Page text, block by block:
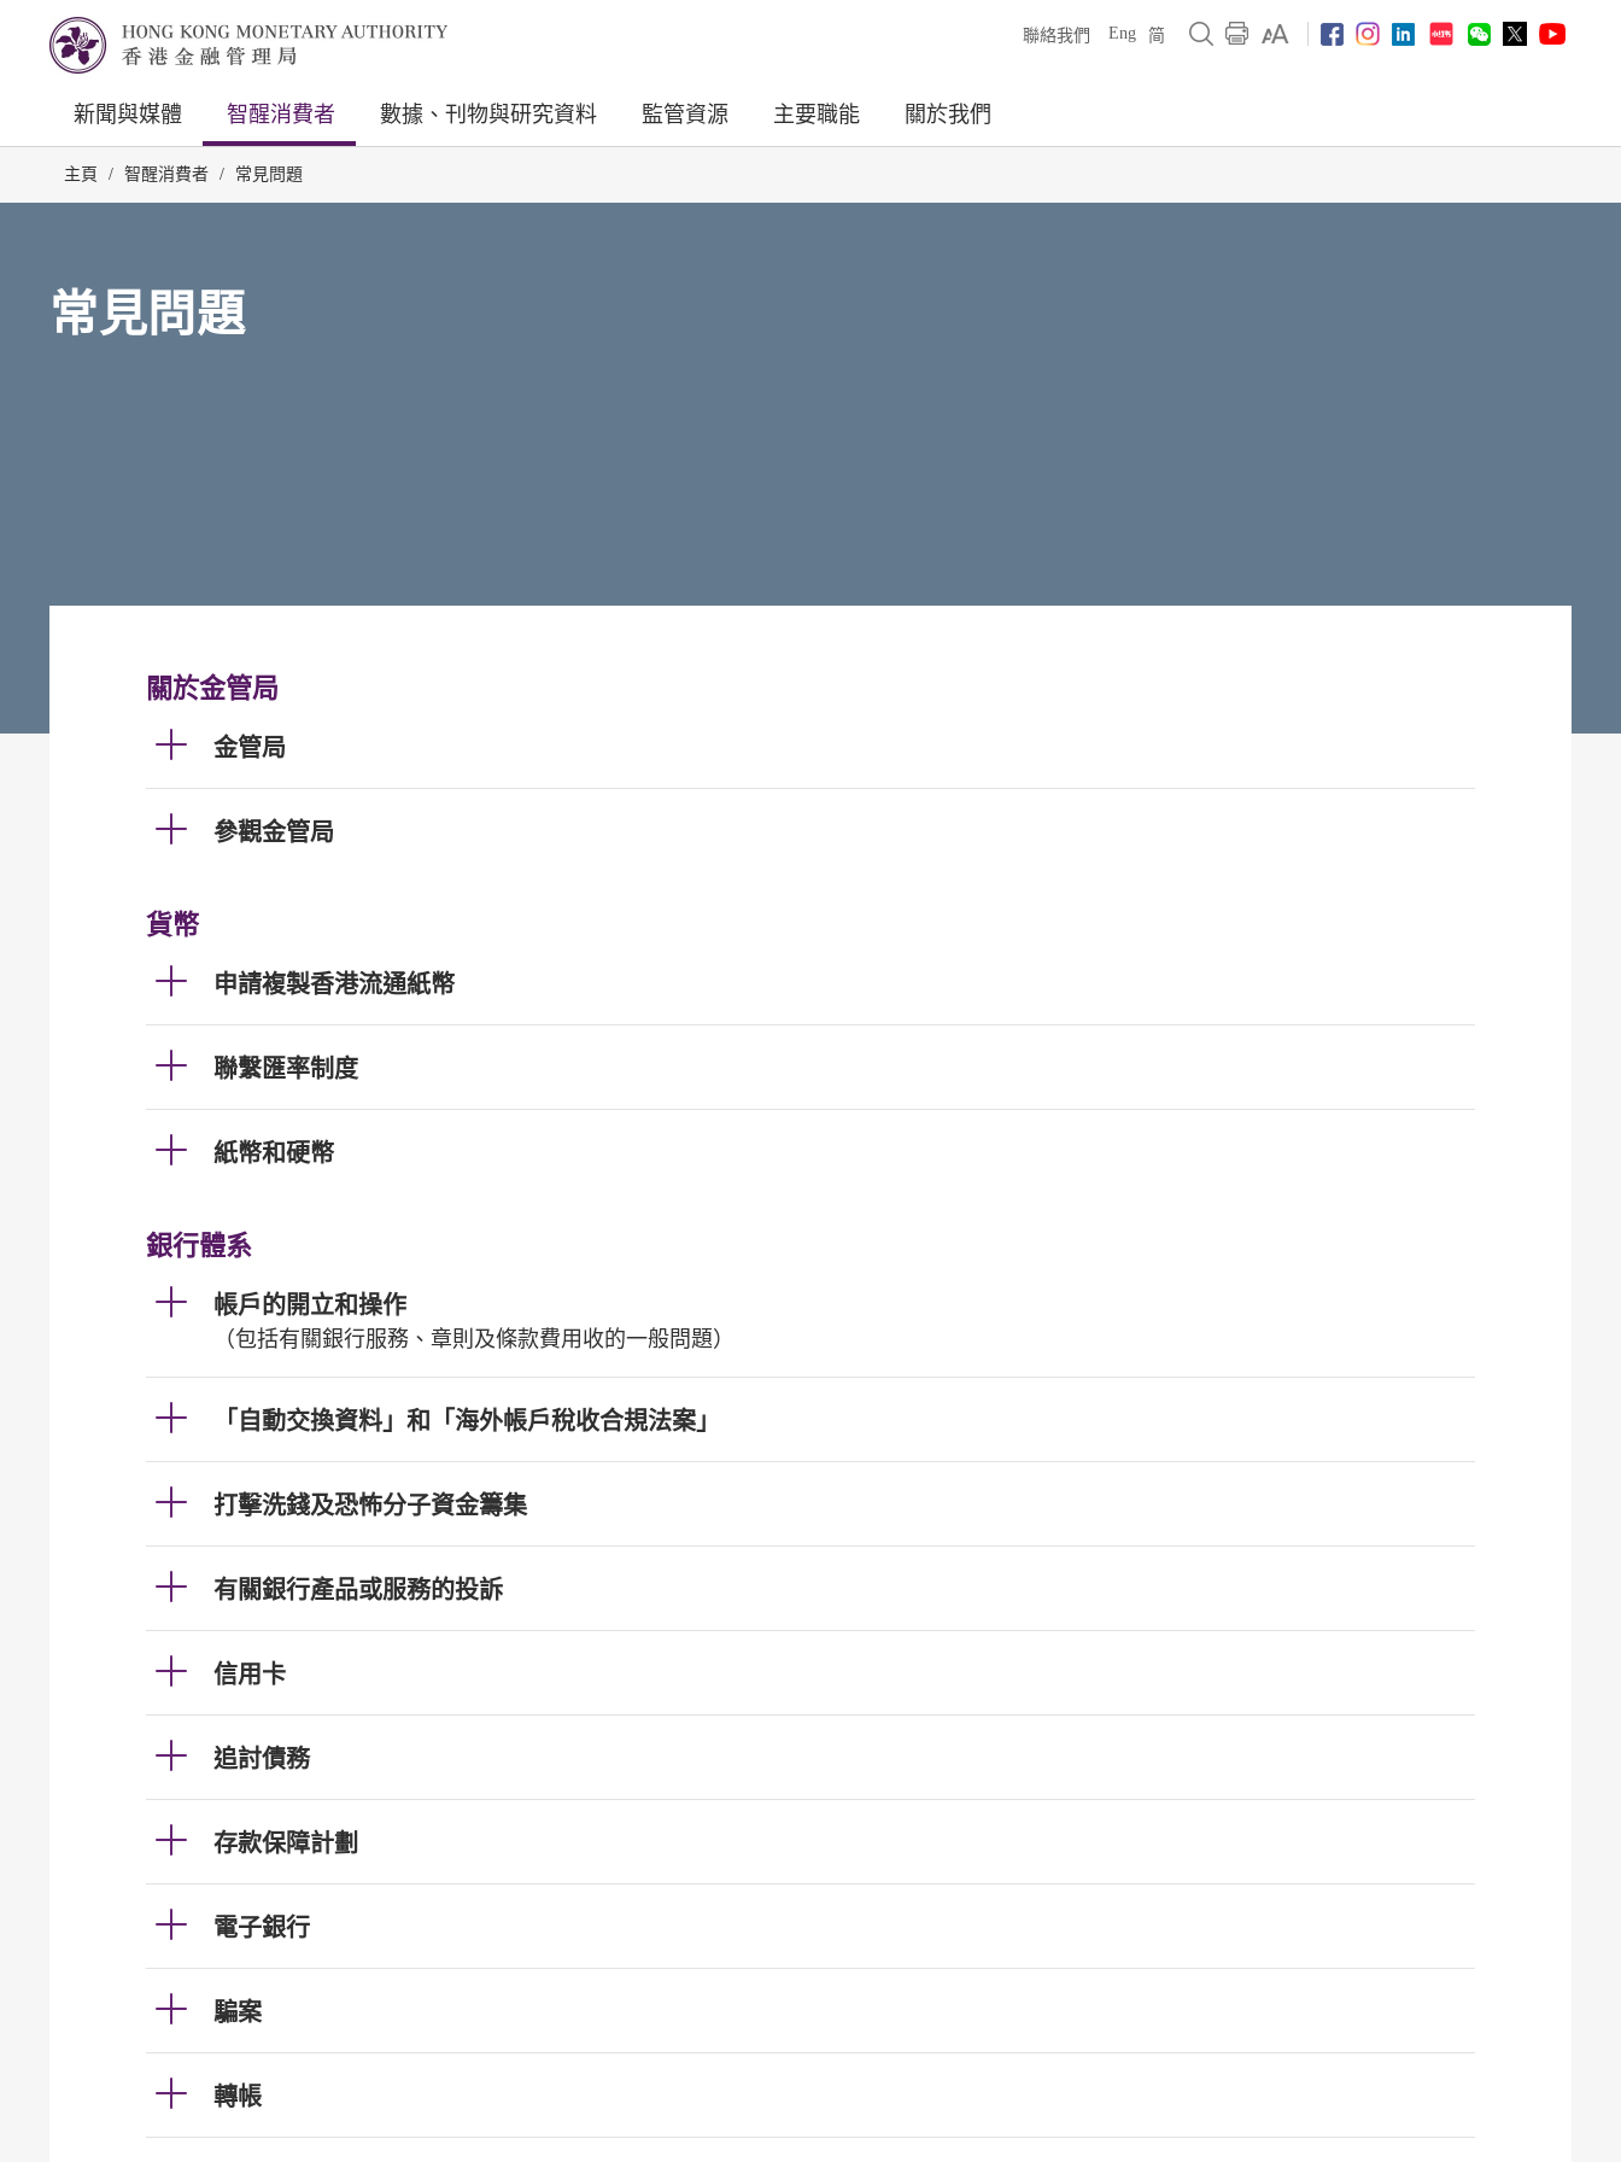
聯絡我們 Eng 简
新聞與媒體 智醒消費者 數據、刊物與研究資料 監管資源 主要職能 關於我們
主頁 / 智醒消費者 / 常見問題
常見問題
關於金管局
金管局
參觀金管局
貨幣
申請複製香港流通紙幣
聯繫匯率制度
紙幣和硬幣
銀行體系
帳戶的開立和操作
（包括有關銀行服務、章則及條款費用收的一般問題）
「自動交換資料」和「海外帳戶稅收合規法案」
打擊洗錢及恐怖分子資金籌集
有關銀行產品或服務的投訴
信用卡
追討債務
存款保障計劃
電子銀行
騙案
轉帳